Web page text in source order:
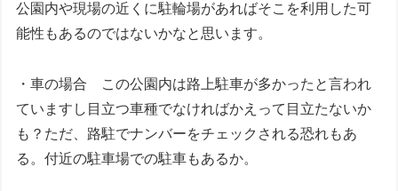
公園内や現場の近くに駐輪場があればそこを利用した可
能性もあるのではないかなと思います。
・車の場合 この公園内は路上駐車が多かったと言われ
ていますし目立つ車種でなければかえって目立たないか
も？ただ、路駐でナンバーをチェックされる恐れもあ
る。付近の駐車場での駐車もあるか。